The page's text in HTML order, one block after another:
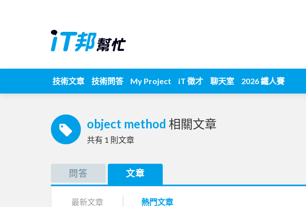
技術文章 技術問答 My Project iT 徵才 聊天室 2026 鐵人賽
object method 相關文章
共有 1 則文章
問答 文章
最新文章 熱門文章